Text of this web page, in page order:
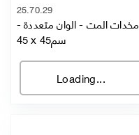
25.70.29
مخدات المت -الوان متعددة-
45 x 45سم
Loading...